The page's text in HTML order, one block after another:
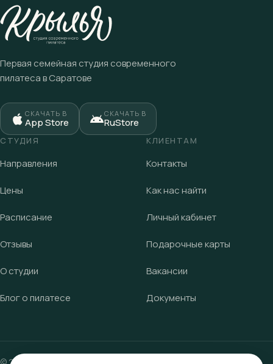
Первая семейная студия современного
пилатеса в Саратове
СКАЧАТЬ В
App Store
СКАЧАТЬ В
RuStore
СТУДИЯ
Направления
Цены
Расписание
Отзывы
О студии
Блог о пилатесе
КЛИЕНТАМ
Контакты
Как нас найти
Личный кабинет
Подарочные карты
Вакансии
Документы